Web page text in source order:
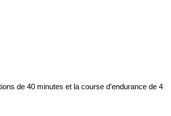
de 40 minutes et la course d’endurance de 4